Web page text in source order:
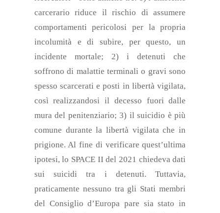
carcerario riduce il rischio di assumere
comportamenti pericolosi per la propria
incolumità e di subire, per questo, un
incidente mortale; 2) i detenuti che
soffrono di malattie terminali o gravi sono
spesso scarcerati e posti in libertà vigilata,
così realizzandosi il decesso fuori dalle
mura del penitenziario; 3) il suicidio è più
comune durante la libertà vigilata che in
prigione. Al fine di verificare quest’ultima
ipotesi, lo SPACE II del 2021 chiedeva dati
sui suicidi tra i detenuti. Tuttavia,
praticamente nessuno tra gli Stati membri
del Consiglio d’Europa pare sia stato in